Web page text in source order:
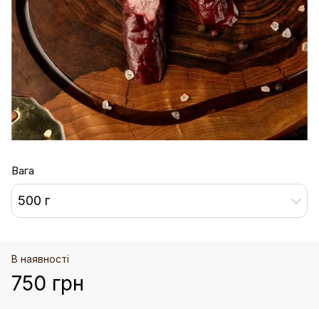
Вага
500 г
В наявності
750 грн